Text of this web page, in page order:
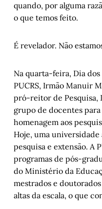
quando, por alguma
o que temos feito.
É revelador. Não
Na quarta-feira, Dia
PUCRS, Irmão Manuir
pró-reitor de Pesquisa,
grupo de docentes
homenagem aos
Hoje, uma
pesquisa e extensão. A
programas de pós-
do Ministério da
mestrados e doutorados
altas da escala, o que